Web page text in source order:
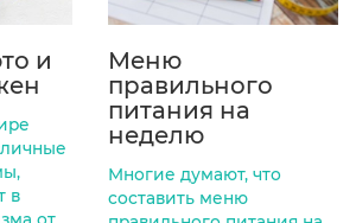
и
в
от
Меню
правильного
питания на
неделю
Многие думают, что
составить меню